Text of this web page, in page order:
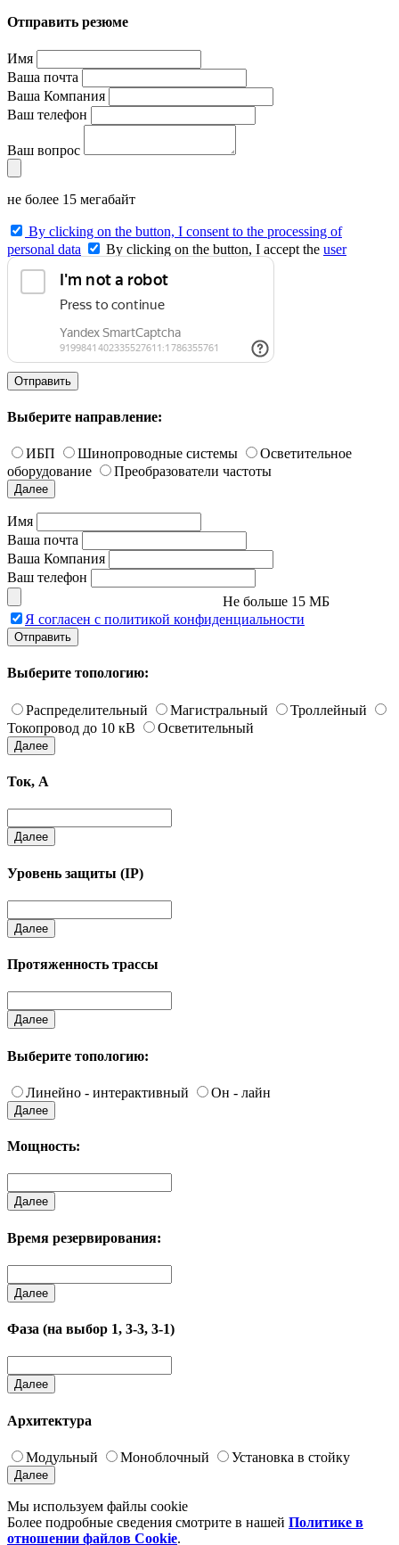
Отправить резюме
Имя
Ваша почта
Ваша Компания
Ваш телефон
Ваш вопрос
не более 15 мегабайт
By clicking on the button, I consent to the processing of
personal data
By clicking on the button, I accept the user
agreement
Отправить
Выберите направление:
ИБП Шинопроводные системы
Осветительное
оборудование
Преобразователи частоты
Далее
Имя
Ваша почта
Ваша Компания
Ваш телефон
Не больше 15 МБ
Я согласен с политикой конфиденциальности
Отправить
Выберите топологию:
Распределительный Магистральный
Троллейный
Токопровод до 10 кВ
Осветительный
Далее
Ток, А
Далее
Уровень защиты (IP)
Далее
Протяженность трассы
Далее
Выберите топологию:
Линейно - интерактивный Он - лайн
Далее
Мощность:
Далее
Время резервирования:
Далее
Фаза (на выбор 1, 3-3, 3-1)
Далее
Архитектура
Модульный Моноблочный Установка в стойку
Далее
Мы используем файлы cookie
Более подробные сведения смотрите в нашей Политике в
отношении файлов Cookie.